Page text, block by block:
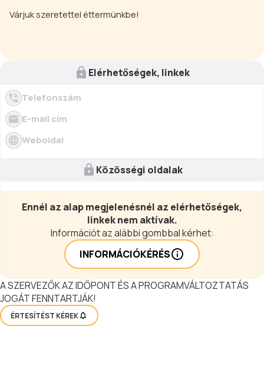
Várjuk szeretettel éttermünkbe!
Elérhetőségek, linkek
Telefonszám
E-mail cím
Weboldal
Közösségi oldalak
Ennél az alap megjelenésnél az elérhetőségek,
linkek nem aktívak.
Információt az alábbi gombbal kérhet:
INFORMÁCIÓKÉRÉS
A SZERVEZŐK AZ IDŐPONT ÉS A PROGRAMVÁLTOZTATÁS
JOGÁT FENNTARTJÁK!
ÉRTESÍTÉST KÉREK